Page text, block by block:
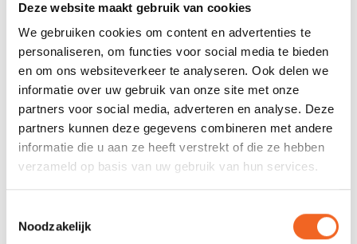
Deze website maakt gebruik van cookies
We gebruiken cookies om content en advertenties te
personaliseren, om functies voor social media te bieden
en om ons websiteverkeer te analyseren. Ook delen we
informatie over uw gebruik van onze site met onze
partners voor social media, adverteren en analyse. Deze
partners kunnen deze gegevens combineren met andere
informatie die u aan ze heeft verstrekt of die ze hebben
verzameld op basis van uw gebruik van hun services.
Noodzakelijk
INFORMATIE
De vervangende Wavesport rugsteun voor wanneer de oude
aan vervanging toe is. Geschikt voor kajaks van het merk
Wavesport.Let op: dit is enkel de rugsteun, wordt niet geleverd
met band. Het elastiek en de gesp zitten wel in deze set.
REVIEWS